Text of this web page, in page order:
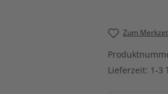
Zum
Lieferzeit: 1-3